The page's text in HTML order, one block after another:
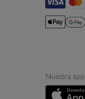
Nuestra app